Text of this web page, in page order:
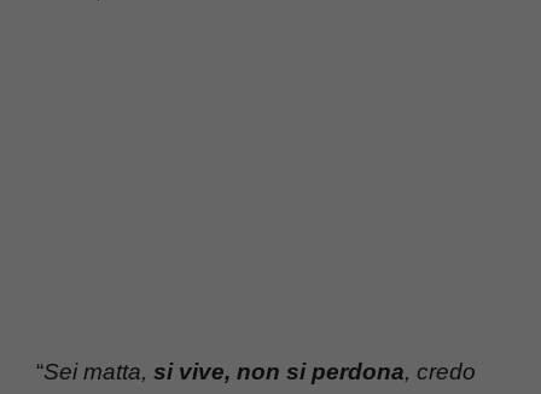
“Sei matta, si vive, non si perdona, credo